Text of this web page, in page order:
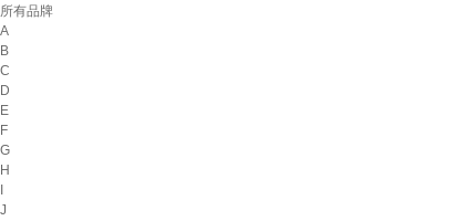
所有品牌
A
B
C
D
E
F
G
H
J